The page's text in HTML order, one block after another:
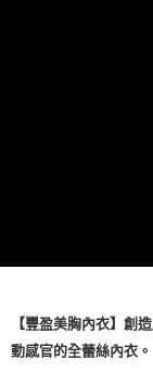
【豐盈美胸內衣】創
動感官的全蕾絲內衣。